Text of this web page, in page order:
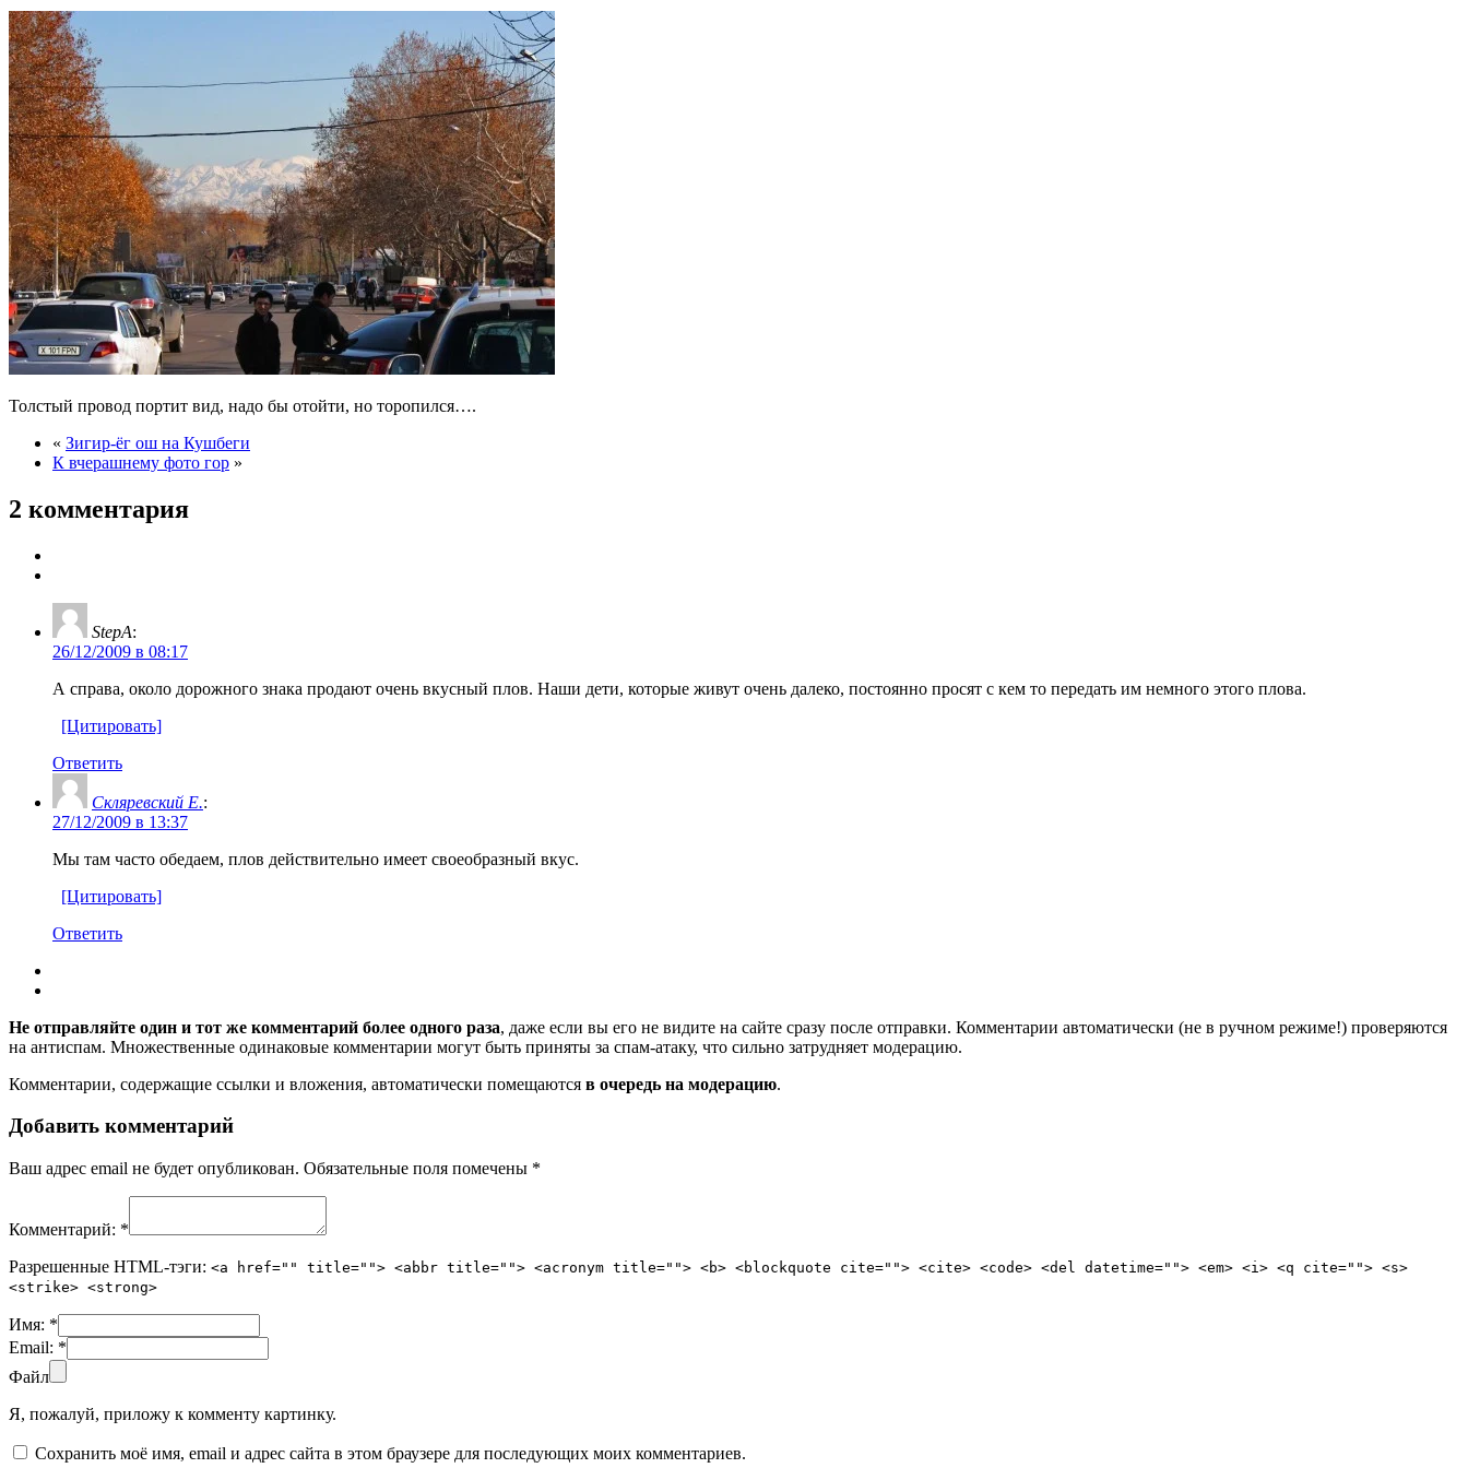
Толстый провод портит вид, надо бы отойти, но торопился….
« Зигир-ёг ош на Кушбеги
К вчерашнему фото гор »
2 комментария
StepA:
26/12/2009 в 08:17
А справа, около дорожного знака продают очень вкусный плов. Наши дети, которые живут очень далеко, постоянно просят с кем то передать им немного этого плова.
[Цитировать]
Ответить
Скляревский Е.:
27/12/2009 в 13:37
Мы там часто обедаем, плов действительно имеет своеобразный вкус.
[Цитировать]
Ответить
Не отправляйте один и тот же комментарий более одного раза, даже если вы его не видите на сайте сразу после отправки. Комментарии автоматически (не в ручном режиме!) проверяются
на антиспам. Множественные одинаковые комментарии могут быть приняты за спам-атаку, что сильно затрудняет модерацию.
Комментарии, содержащие ссылки и вложения, автоматически помещаются в очередь на модерацию.
Добавить комментарий
Ваш адрес email не будет опубликован. Обязательные поля помечены *
Комментарий: *
Разрешенные HTML-тэги: <a href="" title=""> <abbr title=""> <acronym title=""> <b> <blockquote cite=""> <cite> <code> <del datetime=""> <em> <i> <q cite=""> <s>
<strike> <strong>
Имя: *
Email: *
Файл
Я, пожалуй, приложу к комменту картинку.
Сохранить моё имя, email и адрес сайта в этом браузере для последующих моих комментариев.